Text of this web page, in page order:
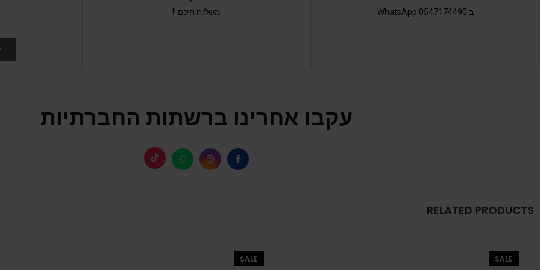
ב 0547174490 WhatsApp
משלוח חינם !!
עקבו אחרינו ברשתות החברתיות
RELATED PRODUCTS
SALE
SALE